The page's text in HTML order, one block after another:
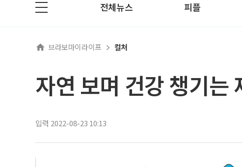
전체뉴스 피플
브라보마이라이프 컬처
자연 보며 건강 챙기는
입력 2022-08-23 10:13